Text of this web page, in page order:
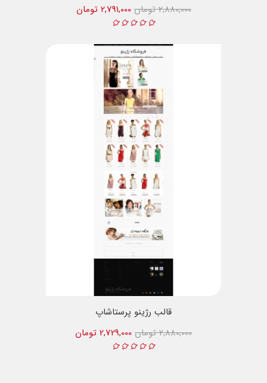
2,791,000 تومان
2,880,000 تومان
قالب رژینو پرستاشاپ
2,729,000 تومان
2,880,000 تومان